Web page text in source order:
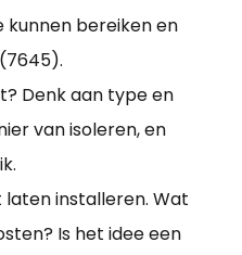
kunnen bereiken en
Denk aan type en
van isoleren, en
laten installeren. Wat
Is het idee een